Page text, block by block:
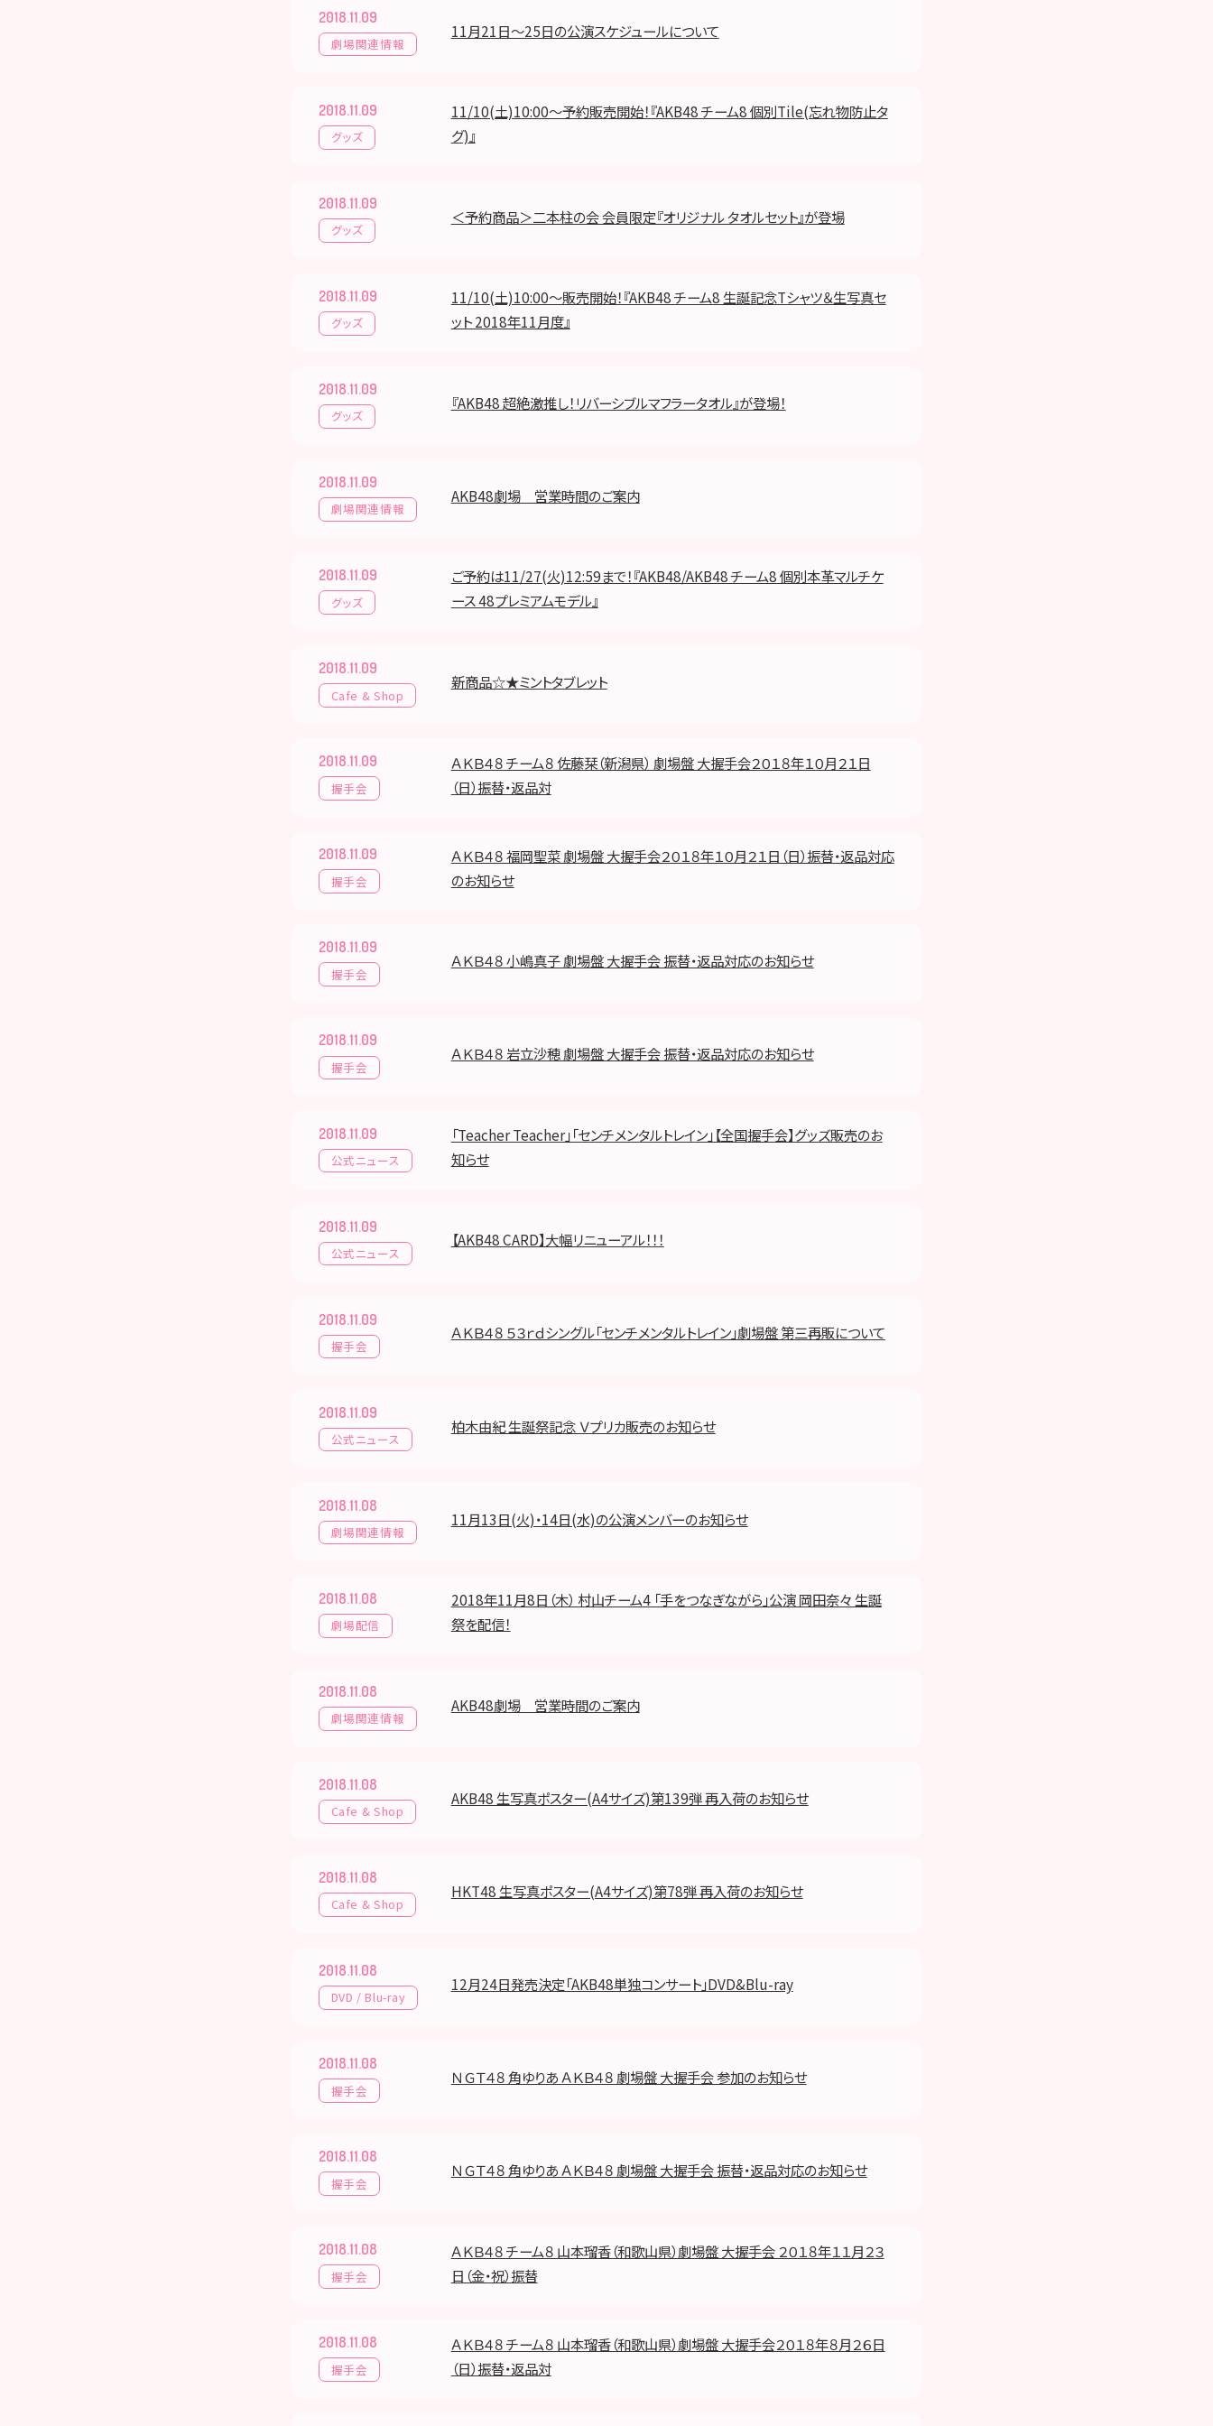
2018.11.09
劇場関連情報
11月21日～25日の公演スケジュールについて
2018.11.09
グッズ
11/10(土)10:00～予約販売開始！『AKB48 チーム8 個別Tile(忘れ物防止タ
グ)』
2018.11.09
グッズ
＜予約商品＞二本柱の会 会員限定『オリジナル タオルセット』が登場
2018.11.09
グッズ
11/10(土)10:00～販売開始！『AKB48 チーム8 生誕記念Tシャツ＆生写真セ
ット 2018年11月度』
2018.11.09
グッズ
『AKB48 超絶激推し！リバーシブルマフラータオル』が登場！
2018.11.09
劇場関連情報
AKB48劇場 営業時間のご案内
2018.11.09
グッズ
ご予約は11/27(火)12:59まで！『AKB48/AKB48 チーム8 個別本革マルチケ
ース 48プレミアムモデル』
2018.11.09
Cafe & Shop
新商品☆★ミントタブレット
2018.11.09
握手会
ＡＫＢ４８ チーム８ 佐藤栞（新潟県） 劇場盤 大握手会２０１８年１０月２１日
（日）振替・返品対
2018.11.09
握手会
ＡＫＢ４８ 福岡聖菜 劇場盤 大握手会２０１８年１０月２１日（日）振替・返品対応
のお知らせ
2018.11.09
握手会
ＡＫＢ４８ 小嶋真子 劇場盤 大握手会 振替・返品対応のお知らせ
2018.11.09
握手会
ＡＫＢ４８ 岩立沙穂 劇場盤 大握手会 振替・返品対応のお知らせ
2018.11.09
公式ニュース
「Teacher Teacher」「センチメンタルトレイン」【全国握手会】グッズ販売のお
知らせ
2018.11.09
公式ニュース
【AKB48 CARD】大幅リニューアル！！！
2018.11.09
握手会
ＡＫＢ４８ ５３ｒｄシングル「センチメンタルトレイン」劇場盤 第三再販について
2018.11.09
公式ニュース
柏木由紀 生誕祭記念 Ｖプリカ販売のお知らせ
2018.11.08
劇場関連情報
11月13日(火)・14日(水)の公演メンバーのお知らせ
2018.11.08
劇場配信
2018年11月8日（木） 村山チーム4 「手をつなぎながら」公演 岡田奈々 生誕
祭を配信！
2018.11.08
劇場関連情報
AKB48劇場 営業時間のご案内
2018.11.08
Cafe & Shop
AKB48 生写真ポスター(A4サイズ)第139弾 再入荷のお知らせ
2018.11.08
Cafe & Shop
HKT48 生写真ポスター(A4サイズ)第78弾 再入荷のお知らせ
2018.11.08
DVD / Blu-ray
12月24日発売決定「AKB48単独コンサート」DVD&Blu-ray
2018.11.08
握手会
ＮＧＴ４８ 角ゆりあ ＡＫＢ４８ 劇場盤 大握手会 参加のお知らせ
2018.11.08
握手会
ＮＧＴ４８ 角ゆりあ ＡＫＢ４８ 劇場盤 大握手会 振替・返品対応のお知らせ
2018.11.08
握手会
ＡＫＢ４８ チーム８ 山本瑠香（和歌山県）劇場盤 大握手会 ２０１８年１１月２３
日（金・祝）振替
2018.11.08
握手会
ＡＫＢ４８ チーム８ 山本瑠香（和歌山県）劇場盤 大握手会２０１８年８月２６日
（日）振替・返品対